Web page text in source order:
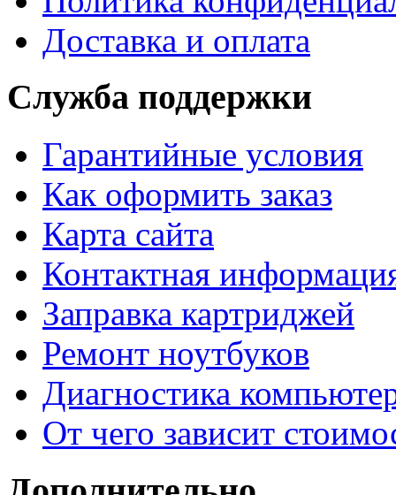
Доставка и оплата
Служба поддержки
Гарантийные условия
Как оформить заказ
Карта сайта
Контактная
Заправка картриджей
Ремонт ноутбуков
Диагностика
От чего зависит